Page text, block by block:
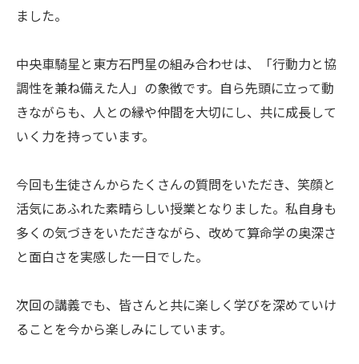
ました。
中央車騎星と東方石門星の組み合わせは、「行動力と協
調性を兼ね備えた人」の象徴です。自ら先頭に立って動
きながらも、人との縁や仲間を大切にし、共に成長して
いく力を持っています。
今回も生徒さんからたくさんの質問をいただき、笑顔と
活気にあふれた素晴らしい授業となりました。私自身も
多くの気づきをいただきながら、改めて算命学の奥深さ
と面白さを実感した一日でした。
次回の講義でも、皆さんと共に楽しく学びを深めていけ
ることを今から楽しみにしています。